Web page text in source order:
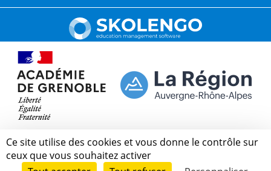
Ce site utilise des cookies et vous donne le contrôle sur
ceux que vous souhaitez activer